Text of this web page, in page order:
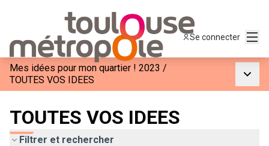
Se connecter
Mes idées pour mon quartier ! 2023 /
TOUTES VOS IDEES
TOUTES VOS IDEES
Filtrer et rechercher